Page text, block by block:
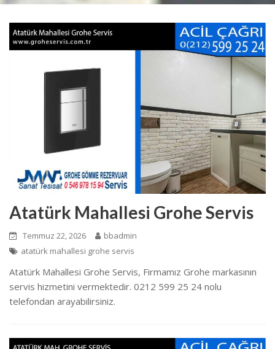
Atatürk Mahallesi Grohe Servis
Temmuz 22, 2026
bbadmin
atatürk mahallesi grohe servis
Atatürk Mahallesi Grohe Servis, Firmamız Grohe markasının
servis hizmetini vermektedir. 0212 599 25 24 nolu
telefondan arayabilirsiniz.